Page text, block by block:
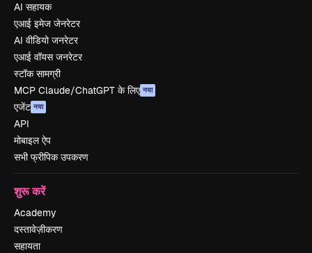
AI सहायक
एआई इमेज जेनरेटर
AI वीडियो जनरेटर
एआई वॉयस जनरेटर
स्टॉक सामग्री
MCP Claude/ChatGPT के लिए नया
एजेंट नया
API
मोबाइल ऐप
सभी फ्रीपिक उपकरण
शुरू करें
Academy
दस्तावेज़ीकरण
सहायता